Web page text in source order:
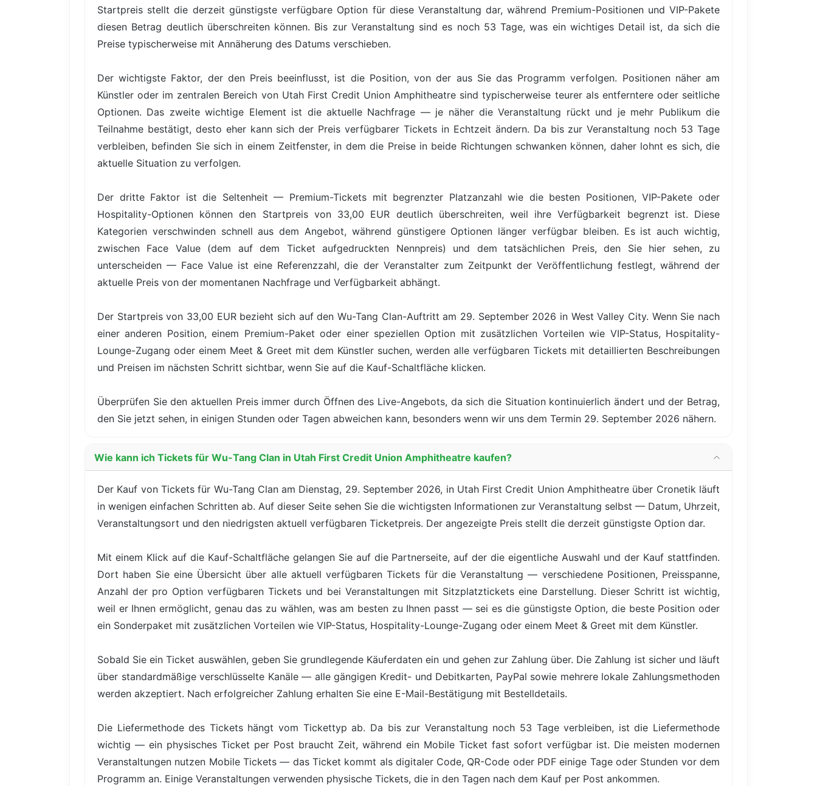
Startpreis stellt die derzeit günstigste verfügbare Option für diese Veranstaltung dar, während Premium-Positionen und VIP-Pakete
diesen Betrag deutlich überschreiten können. Bis zur Veranstaltung sind es noch 53 Tage, was ein wichtiges Detail ist, da sich die
Preise typischerweise mit Annäherung des Datums verschieben.
Der wichtigste Faktor, der den Preis beeinflusst, ist die Position, von der aus Sie das Programm verfolgen. Positionen näher am
Künstler oder im zentralen Bereich von Utah First Credit Union Amphitheatre sind typischerweise teurer als entferntere oder seitliche
Optionen. Das zweite wichtige Element ist die aktuelle Nachfrage — je näher die Veranstaltung rückt und je mehr Publikum die
Teilnahme bestätigt, desto eher kann sich der Preis verfügbarer Tickets in Echtzeit ändern. Da bis zur Veranstaltung noch 53 Tage
verbleiben, befinden Sie sich in einem Zeitfenster, in dem die Preise in beide Richtungen schwanken können, daher lohnt es sich, die
aktuelle Situation zu verfolgen.
Der dritte Faktor ist die Seltenheit — Premium-Tickets mit begrenzter Platzanzahl wie die besten Positionen, VIP-Pakete oder
Hospitality-Optionen können den Startpreis von 33,00 EUR deutlich überschreiten, weil ihre Verfügbarkeit begrenzt ist. Diese
Kategorien verschwinden schnell aus dem Angebot, während günstigere Optionen länger verfügbar bleiben. Es ist auch wichtig,
zwischen Face Value (dem auf dem Ticket aufgedruckten Nennpreis) und dem tatsächlichen Preis, den Sie hier sehen, zu
unterscheiden — Face Value ist eine Referenzzahl, die der Veranstalter zum Zeitpunkt der Veröffentlichung festlegt, während der
aktuelle Preis von der momentanen Nachfrage und Verfügbarkeit abhängt.
Der Startpreis von 33,00 EUR bezieht sich auf den Wu-Tang Clan-Auftritt am 29. September 2026 in West Valley City. Wenn Sie nach
einer anderen Position, einem Premium-Paket oder einer speziellen Option mit zusätzlichen Vorteilen wie VIP-Status, Hospitality-
Lounge-Zugang oder einem Meet & Greet mit dem Künstler suchen, werden alle verfügbaren Tickets mit detaillierten Beschreibungen
und Preisen im nächsten Schritt sichtbar, wenn Sie auf die Kauf-Schaltfläche klicken.
Überprüfen Sie den aktuellen Preis immer durch Öffnen des Live-Angebots, da sich die Situation kontinuierlich ändert und der Betrag,
den Sie jetzt sehen, in einigen Stunden oder Tagen abweichen kann, besonders wenn wir uns dem Termin 29. September 2026 nähern.
Wie kann ich Tickets für Wu-Tang Clan in Utah First Credit Union Amphitheatre kaufen?
Der Kauf von Tickets für Wu-Tang Clan am Dienstag, 29. September 2026, in Utah First Credit Union Amphitheatre über Cronetik läuft
in wenigen einfachen Schritten ab. Auf dieser Seite sehen Sie die wichtigsten Informationen zur Veranstaltung selbst — Datum, Uhrzeit,
Veranstaltungsort und den niedrigsten aktuell verfügbaren Ticketpreis. Der angezeigte Preis stellt die derzeit günstigste Option dar.
Mit einem Klick auf die Kauf-Schaltfläche gelangen Sie auf die Partnerseite, auf der die eigentliche Auswahl und der Kauf stattfinden.
Dort haben Sie eine Übersicht über alle aktuell verfügbaren Tickets für die Veranstaltung — verschiedene Positionen, Preisspanne,
Anzahl der pro Option verfügbaren Tickets und bei Veranstaltungen mit Sitzplatztickets eine Darstellung. Dieser Schritt ist wichtig,
weil er Ihnen ermöglicht, genau das zu wählen, was am besten zu Ihnen passt — sei es die günstigste Option, die beste Position oder
ein Sonderpaket mit zusätzlichen Vorteilen wie VIP-Status, Hospitality-Lounge-Zugang oder einem Meet & Greet mit dem Künstler.
Sobald Sie ein Ticket auswählen, geben Sie grundlegende Käuferdaten ein und gehen zur Zahlung über. Die Zahlung ist sicher und läuft
über standardmäßige verschlüsselte Kanäle — alle gängigen Kredit- und Debitkarten, PayPal sowie mehrere lokale Zahlungsmethoden
werden akzeptiert. Nach erfolgreicher Zahlung erhalten Sie eine E-Mail-Bestätigung mit Bestelldetails.
Die Liefermethode des Tickets hängt vom Tickettyp ab. Da bis zur Veranstaltung noch 53 Tage verbleiben, ist die Liefermethode
wichtig — ein physisches Ticket per Post braucht Zeit, während ein Mobile Ticket fast sofort verfügbar ist. Die meisten modernen
Veranstaltungen nutzen Mobile Tickets — das Ticket kommt als digitaler Code, QR-Code oder PDF einige Tage oder Stunden vor dem
Programm an. Einige Veranstaltungen verwenden physische Tickets, die in den Tagen nach dem Kauf per Post ankommen.